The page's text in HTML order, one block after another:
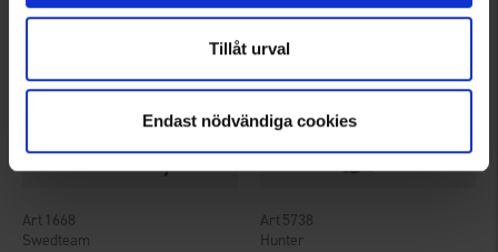
Tillåt urval
Endast nödvändiga cookies
Swedteam
1668
Hunter
5738